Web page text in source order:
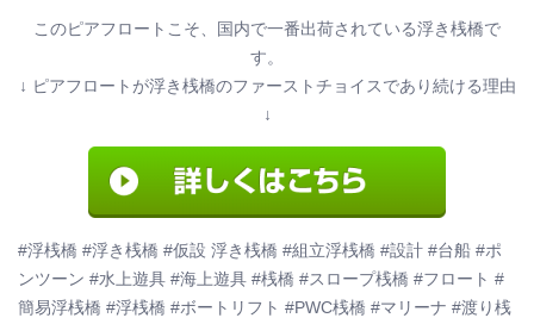
このピアフロートこそ、国内で一番出荷されている浮き桟橋で
す。
↓ ピアフロートが浮き桟橋のファーストチョイスであり続ける理由
↓
#浮桟橋 #浮き桟橋 #仮設 浮き桟橋 #組立浮桟橋 #設計 #台船 #ポ
ンツーン #水上遊具 #海上遊具 #桟橋 #スロープ桟橋 #フロート #
簡易浮桟橋 #浮桟橋 #ボートリフト #PWC桟橋 #マリーナ #渡り桟